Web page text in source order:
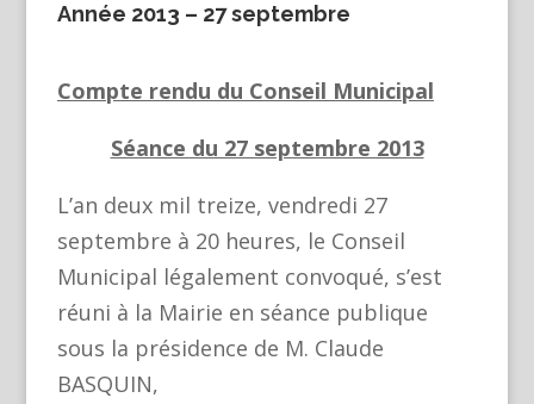
Année 2013 – 27 septembre
Compte rendu du Conseil Municipal
Séance du 27 septembre 2013
L’an deux mil treize, vendredi 27
septembre à 20 heures, le Conseil
Municipal légalement convoqué, s’est
réuni à la Mairie en séance publique
sous la présidence de M. Claude
BASQUIN,